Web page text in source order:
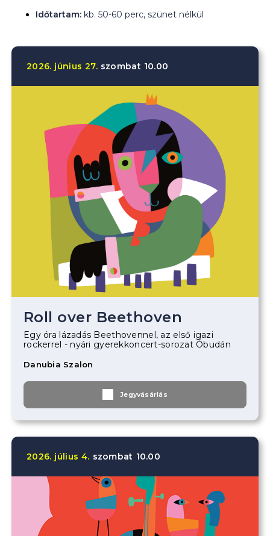
Időtartam: kb. 50-60 perc, szünet nélkül
2026. június 27. szombat 10.00
Roll over Beethoven
Egy óra lázadás Beethovennel, az első igazi
rockerrel - nyári gyerekkoncert-sorozat Óbudán
Danubia Szalon
Jegyvásárlás
2026. július 4. szombat 10.00